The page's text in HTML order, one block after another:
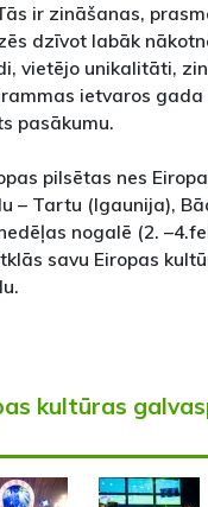
ir zināšanas,
dzīvot labāk
vietējo unikalitāti,
ietvaros gada
pasākumu.
pilsētas nes
– Tartu (Igaunija),
nogalē (2.
savu Eiropas
kultūras